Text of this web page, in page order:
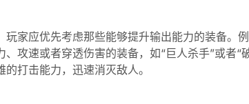
玩家应优先考虑那些能够提升输出能力的装备。
、攻速或者穿透伤害的装备，如“巨人杀手”或者“
的打击能力，迅速消灭敌人。